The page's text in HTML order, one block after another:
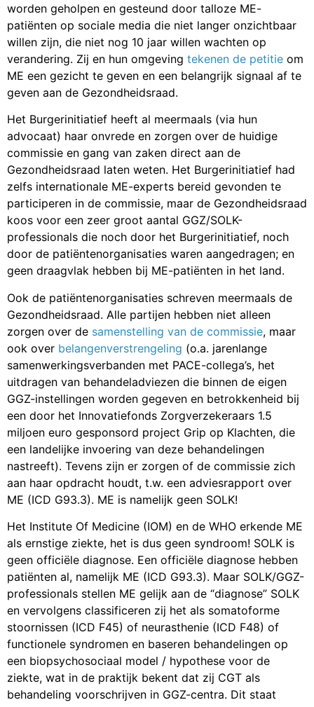
worden geholpen en gesteund door talloze ME-
patiënten op sociale media die niet langer onzichtbaar
willen zijn, die niet nog 10 jaar willen wachten op
verandering. Zij en hun omgeving tekenen de petitie om
ME een gezicht te geven en een belangrijk signaal af te
geven aan de Gezondheidsraad.
Het Burgerinitiatief heeft al meermaals (via hun
advocaat) haar onvrede en zorgen over de huidige
commissie en gang van zaken direct aan de
Gezondheidsraad laten weten. Het Burgerinitiatief had
zelfs internationale ME-experts bereid gevonden te
participeren in de commissie, maar de Gezondheidsraad
koos voor een zeer groot aantal GGZ/SOLK-
professionals die noch door het Burgerinitiatief, noch
door de patiëntenorganisaties waren aangedragen; en
geen draagvlak hebben bij ME-patiënten in het land.
Ook de patiëntenorganisaties schreven meermaals de
Gezondheidsraad. Alle partijen hebben niet alleen
zorgen over de samenstelling van de commissie, maar
ook over belangenverstrengeling (o.a. jarenlange
samenwerkingsverbanden met PACE-collega’s, het
uitdragen van behandeladviezen die binnen de eigen
GGZ-instellingen worden gegeven en betrokkenheid bij
een door het Innovatiefonds Zorgverzekeraars 1.5
miljoen euro gesponsord project Grip op Klachten, die
een landelijke invoering van deze behandelingen
nastreeft). Tevens zijn er zorgen of de commissie zich
aan haar opdracht houdt, t.w. een adviesrapport over
ME (ICD G93.3). ME is namelijk geen SOLK!
Het Institute Of Medicine (IOM) en de WHO erkende ME
als ernstige ziekte, het is dus geen syndroom! SOLK is
geen officiële diagnose. Een officiële diagnose hebben
patiënten al, namelijk ME (ICD G93.3). Maar SOLK/GGZ-
professionals stellen ME gelijk aan de “diagnose” SOLK
en vervolgens classificeren zij het als somatoforme
stoornissen (ICD F45) of neurasthenie (ICD F48) of
functionele syndromen en baseren behandelingen op
een biopsychosociaal model / hypothese voor de
ziekte, wat in de praktijk bekent dat zij CGT als
behandeling voorschrijven in GGZ-centra. Dit staat